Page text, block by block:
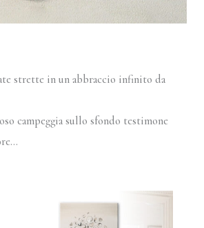
strette in un abbraccio infinito da
campeggia sullo sfondo testimone